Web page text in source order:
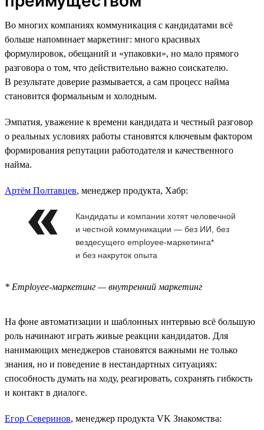
Во многих компаниях коммуникация с кандидатами всё
больше напоминает маркетинг: много красивых
формулировок, обещаний и «упаковки», но мало прямого
разговора о том, что действительно важно соискателю.
В результате доверие размывается, а сам процесс найма
становится формальным и холодным.
Эмпатия, уважение к времени кандидата и честный разговор
о реальных условиях работы становятся ключевым фактором
формирования репутации работодателя и качественного
найма.
Артём Полтавцев, менеджер продукта, Хабр:
Кандидаты и компании хотят человечной
и честной коммуникации — без ИИ, без
вездесущего employee-маркетинга*
и без накруток опыта
* Employee-маркетинг — внутренний маркетинг
На фоне автоматизации и шаблонных интервью всё большую
роль начинают играть живые реакции кандидатов. Для
нанимающих менеджеров становятся важными не только
знания, но и поведение в нестандартных ситуациях:
способность думать на ходу, реагировать, сохранять гибкость
и контакт в диалоге.
Егор Северинов, менеджер продукта VK Знакомства: